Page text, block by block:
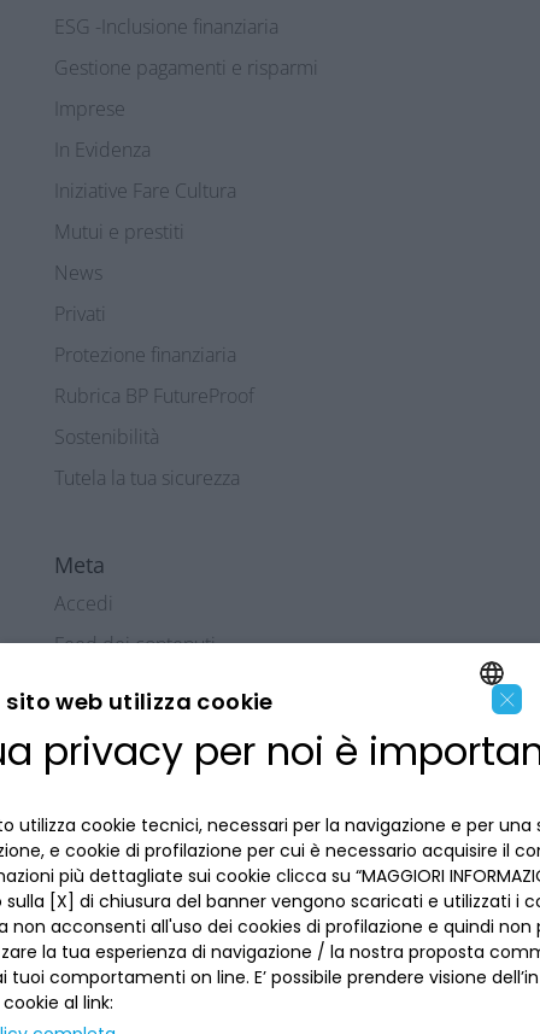
ESG -Inclusione finanziaria
Gestione pagamenti e risparmi
Imprese
In Evidenza
Iniziative Fare Cultura
Mutui e prestiti
News
Privati
Protezione finanziaria
Rubrica BP FutureProof
Sostenibilità
Tutela la tua sicurezza
Meta
Accedi
Feed dei contenuti
LA BANCA
INFORMAZIONI PER IL CLIENTE
ENGLISH
×
sito web utilizza cookie
privacy per noi è
utilizza cookie tecnici, necessari per la navigazione e per una
e cookie di profilazione per cui è necessario acquisire il
più dettagliate sui cookie clicca su “MAGGIORI
[X] di chiusura del banner vengono scaricati e utilizzati i
non acconsenti all'uso dei cookies di profilazione e quindi non
la tua esperienza di navigazione / la nostra proposta
tuoi comportamenti on line. E’ possibile prendere visione
al link: